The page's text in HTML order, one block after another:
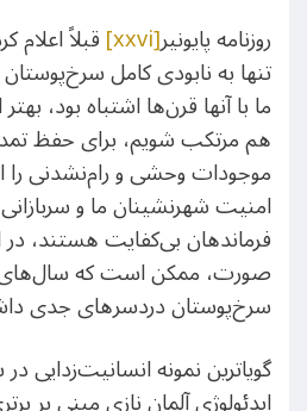
روزنامه پایونیر[xxvi] قبلاً اعلام
تنها به نابودی کامل
ما با آنها قرن‌ها اشتباه بود،
هم مرتکب شویم، برای حفظ
موجودات وحشی و رام‌نشدنی را
امنیت شهرنشینان ما و
فرماندهان بی‌کفایت هستند،
صورت، ممکن است که سال‌های
سرخ‌پوستان دردسر‌های جدی
گویاترین نمونه